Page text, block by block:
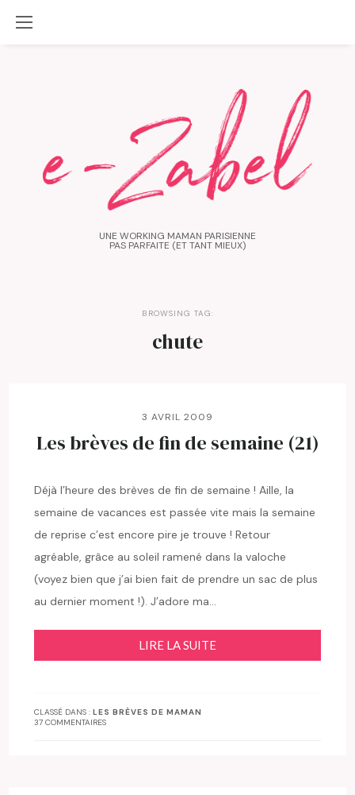
UNE WORKING MAMAN PARISIENNE
PAS PARFAITE (ET TANT MIEUX)
BROWSING TAG:
chute
3 AVRIL 2009
Les brèves de fin de semaine (21)
Déjà l’heure des brèves de fin de semaine ! Aille, la
semaine de vacances est passée vite mais la semaine
de reprise c’est encore pire je trouve ! Retour
agréable, grâce au soleil ramené dans la valoche
(voyez bien que j’ai bien fait de prendre un sac de plus
au dernier moment !). J’adore ma…
LIRE LA SUITE
CLASSÉ DANS :LES BRÈVES DE MAMAN
37 COMMENTAIRES